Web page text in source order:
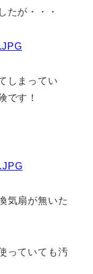
たが・・・
しまってい
です！
気扇が無いた
っていても汚